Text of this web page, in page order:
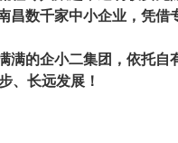
昌数千家中小企业，凭借
的企小二集团，依托自
、长远发展！